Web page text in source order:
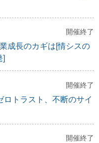
開催終了
成長のカギは[情シスの
]
開催終了
ロトラスト、不断のサイ
開催終了